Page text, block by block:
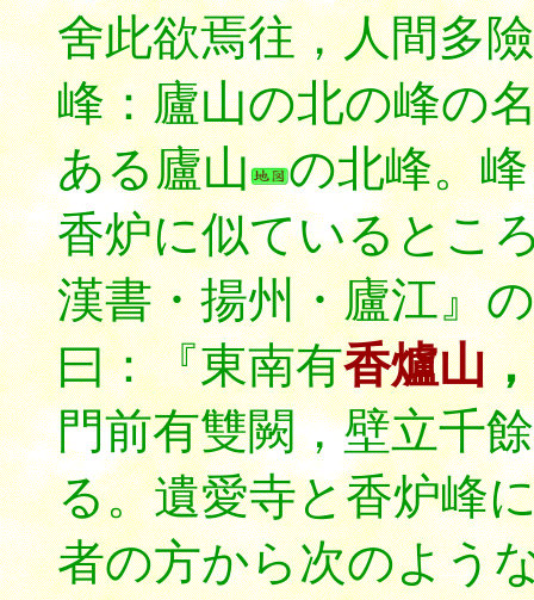
舍此欲焉往，人間多
峰：廬山の北の峰の
ある廬山
の北峰。
香炉に似ているとこ
漢書・揚州・廬江』
曰：『東南有香爐山
門前有雙闕，壁立千
る。遺愛寺と香炉峰
者の方から次のよう